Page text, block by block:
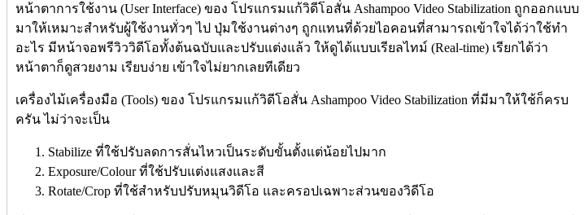
หน้าตาการใช้งาน (User Interface) ของ โปรแกรมแก้วิดีโอสั่น Ashampoo Video Stabilization ถูกออกแบบ
มาให้เหมาะสำหรับผู้ใช้งานทั่วๆ ไป ปุ่มใช้งานต่างๆ ถูกแทนที่ด้วยไอคอนที่สามารถเข้าใจได้ว่าใช้ทำ
อะไร มีหน้าจอพรีวิววิดีโอทั้งต้นฉบับและปรับแต่งแล้ว ให้ดูได้แบบเรียลไทม์ (Real-time) เรียกได้ว่า
หน้าตาก็ดูสวยงาม เรียบง่าย เข้าใจไม่ยากเลยทีเดียว
เครื่องไม้เครื่องมือ (Tools) ของ โปรแกรมแก้วิดีโอสั่น Ashampoo Video Stabilization ที่มีมาให้ใช้ก็ครบ
ครัน ไม่ว่าจะเป็น
Stabilize ที่ใช้ปรับลดการสั่นไหวเป็นระดับขั้นตั้งแต่น้อยไปมาก
Exposure/Colour ที่ใช้ปรับแต่งแสงและสี
Rotate/Crop ที่ใช้สำหรับปรับหมุนวิดีโอ และครอปเฉพาะส่วนของวิดีโอ